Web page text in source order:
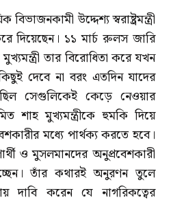
উদ্দেশ্য স্বরাষ্ট্রমন্ত্রী
দিয়েছেন। ১১ মার্চ রুলস জারি
তার বিরোধিতা করে যখন
দেবে না বরং এতদিন যাদের
সেগুলিকেই কেড়ে নেওয়ার
শাহ মুখ্যমন্ত্রীকে হুমকি দিয়ে
মধ্যে পার্থক্য করতে হবে।
ও মুসলমানদের অনুপ্রবেশকারী
তাঁর কথারই অনুরণন তুলে
দাবি করেন যে নাগরিকত্বের